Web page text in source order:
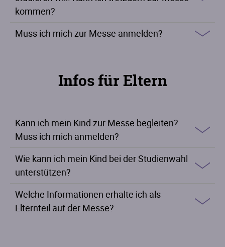
kommen?
Muss ich mich zur Messe anmelden?
Infos für Eltern
Kann ich mein Kind zur Messe begleiten?
Muss ich mich anmelden?
Wie kann ich mein Kind bei der Studienwahl
unterstützen?
Welche Informationen erhalte ich als
Elternteil auf der Messe?